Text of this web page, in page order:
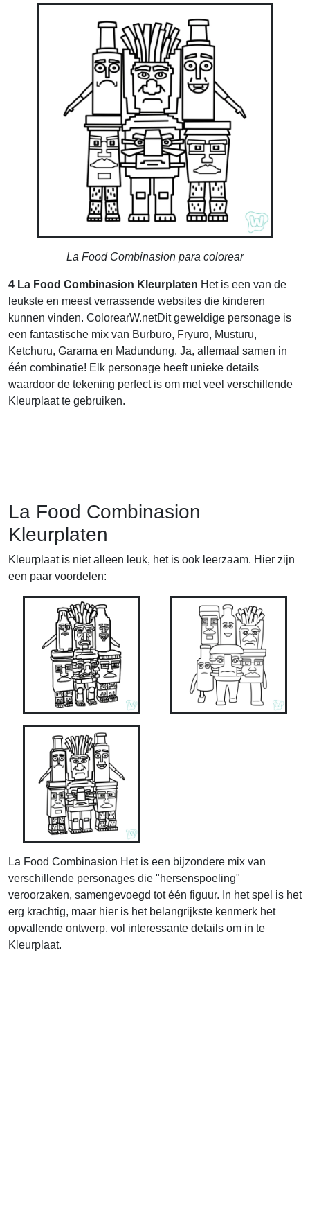
La Food Combinasion para colorear
4 La Food Combinasion Kleurplaten Het is een van de
leukste en meest verrassende websites die kinderen
kunnen vinden. ColorearW.netDit geweldige personage is
een fantastische mix van Burburo, Fryuro, Musturu,
Ketchuru, Garama en Madundung. Ja, allemaal samen in
één combinatie! Elk personage heeft unieke details
waardoor de tekening perfect is om met veel verschillende
Kleurplaat te gebruiken.
La Food Combinasion
Kleurplaten
Kleurplaat is niet alleen leuk, het is ook leerzaam. Hier zijn
een paar voordelen:
La Food Combinasion Het is een bijzondere mix van
verschillende personages die "hersenspoeling"
veroorzaken, samengevoegd tot één figuur. In het spel is het
erg krachtig, maar hier is het belangrijkste kenmerk het
opvallende ontwerp, vol interessante details om in te
Kleurplaat.